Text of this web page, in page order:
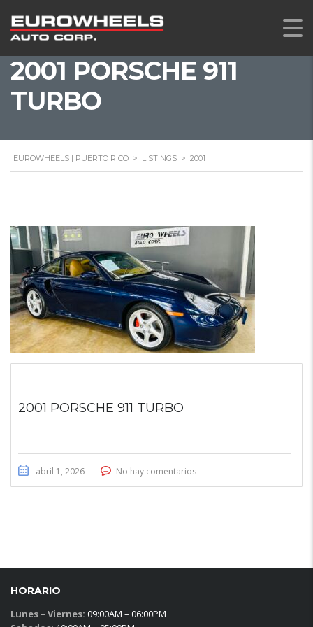
2001 PORSCHE 911
TURBO
EUROWHEELS | PUERTO RICO > LISTINGS > 2001
2001 PORSCHE 911 TURBO
abril 1, 2026 No hay comentarios
HORARIO
Lunes – Viernes: 09:00AM – 06:00PM